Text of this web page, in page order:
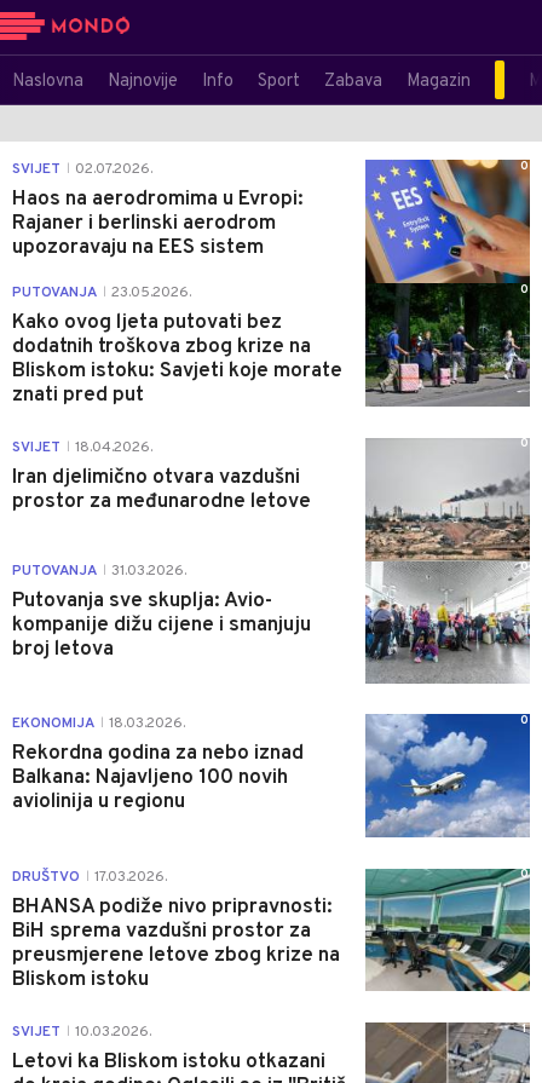
Naslovna Najnovije Info Sport Zabava Magazin
SVIJET 02.07.2026.
Haos na aerodromima u Evropi:
Rajaner i berlinski aerodrom
upozoravaju na EES sistem
0
PUTOVANJA 23.05.2026.
Kako ovog ljeta putovati bez
dodatnih troškova zbog krize na
Bliskom istoku: Savjeti koje morate
znati pred put
0
SVIJET 18.04.2026.
Iran djelimično otvara vazdušni
prostor za međunarodne letove
0
PUTOVANJA 31.03.2026.
Putovanja sve skuplja: Avio-
kompanije dižu cijene i smanjuju
broj letova
0
EKONOMIJA 18.03.2026.
Rekordna godina za nebo iznad
Balkana: Najavljeno 100 novih
aviolinija u regionu
0
DRUŠTVO 17.03.2026.
BHANSA podiže nivo pripravnosti:
BiH sprema vazdušni prostor za
preusmjerene letove zbog krize na
Bliskom istoku
0
SVIJET 10.03.2026.
Letovi ka Bliskom istoku otkazani
1